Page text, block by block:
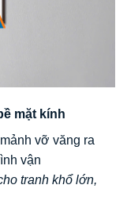
mặt kính
vỡ văng ra
vận
tranh khổ lớn,